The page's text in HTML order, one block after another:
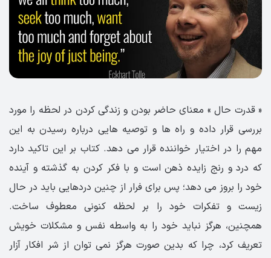
« قدرت حال » معنای حاضر بودن و زندگی کردن در لحظه را مورد
بررسی قرار داده و راه ها و توصیه هایی درباره رسیدن به این
مهم را در اختیار خواننده قرار می دهد. کتاب بر این تاکید دارد
که درد و رنج زایده ذهن است و با فکر کردن به گذشته و آینده
خود را بروز می دهد؛ پس برای فرار از چنین دردهایی باید در حال
زیست و تفکرات خود را بر لحظه کنونی معطوف ساخت.
همچنین، هرگز نباید خود را به واسطه نفس و مشکلات خویش
تعریف کرد، چرا که بدین صورت هرگز نمی توان از شر افکار آزار